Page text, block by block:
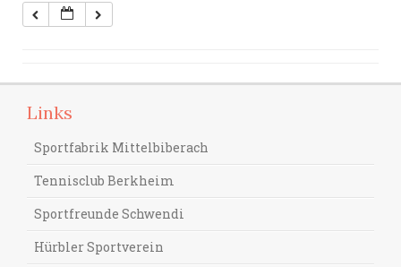
Links
Sportfabrik Mittelbiberach
Tennisclub Berkheim
Sportfreunde Schwendi
Hürbler Sportverein